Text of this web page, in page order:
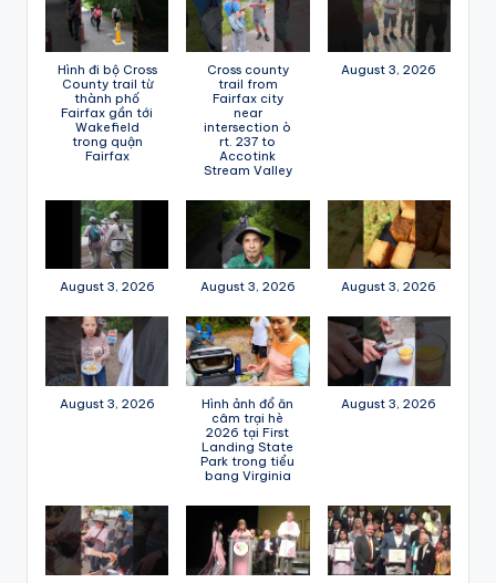
Hình đi bộ Cross
County trail từ
thành phố
Fairfax gần tới
Wakefield
trong quận
Fairfax
Cross county
trail from
Fairfax city
near
intersection ò
rt. 237 to
Accotink
Stream Valley
August 3, 2026
August 3, 2026 August 3, 2026 August 3, 2026
August 3, 2026
Hình ảnh đổ ăn
câm trại hè
2026 tại First
Landing State
Park trong tiểu
bang Virginia
August 3, 2026